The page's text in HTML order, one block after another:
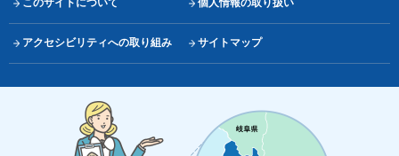
アクセシビリティへの取り組み サイトマップ